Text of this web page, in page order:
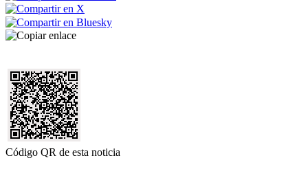
Código QR de esta noticia